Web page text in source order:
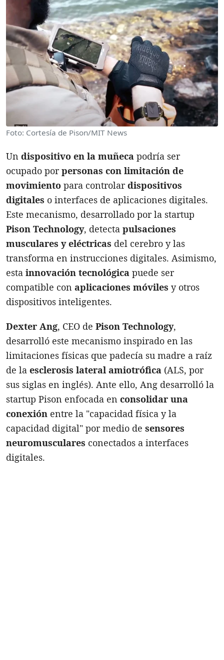
Foto: Cortesía de Pison/MIT News
Un dispositivo en la muñeca podría ser
ocupado porpersonas con limitación de
movimiento para controlardispositivos
digitales o interfaces de aplicaciones digitales.
Este mecanismo, desarrollado por la startup
Pison Technology, detecta pulsaciones
musculares y eléctricas del cerebro y las
transforma en instrucciones digitales. Asimismo,
esta innovación tecnológica puede ser
compatible con aplicaciones móviles y otros
dispositivos inteligentes.
Dexter Ang, CEO de Pison Technology,
desarrolló este mecanismo inspirado en las
limitaciones físicas que padecía su madre a raíz
de la esclerosis lateral amiotrófica (ALS, por
sus siglas en inglés). Ante ello, Ang desarrolló la
startup Pison enfocada en consolidar una
conexión entre la "capacidad física y la
capacidad digital" por medio de sensores
neuromusculares conectados a interfaces
digitales.